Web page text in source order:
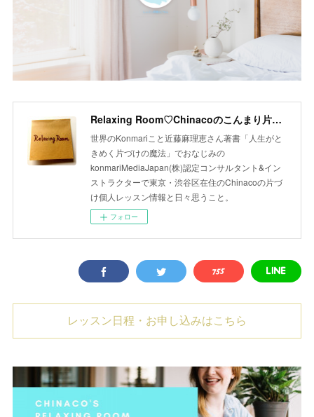
Relaxing Room♡Chinacoのこんまり片づけLesson
世界のKonmariこと近藤麻理恵さん著書「人生がと
きめく片づけの魔法」でおなじみの
konmariMediaJapan(株)認定コンサルタント&イン
ストラクターで東京・渋谷区在住のChinacoの片づ
け個人レッスン情報と日々思うこと。
フォロー
レッスン日程・お申し込みはこちら